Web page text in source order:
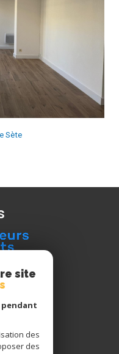
Sète
site
pendant
des
des